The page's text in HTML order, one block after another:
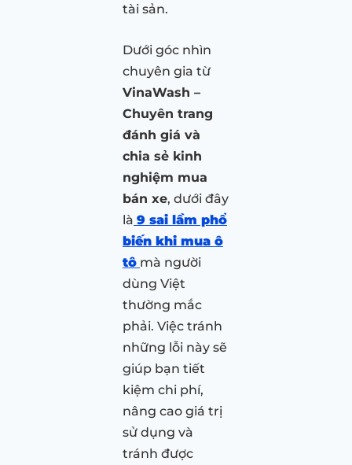
tài sản.
Dưới góc nhìn
chuyên gia từ
VinaWash –
Chuyên trang
đánh giá và
chia sẻ kinh
nghiệm mua
bán xe, dưới đây
là 9 sai lầm phổ
biến khi mua ô
tô mà người
dùng Việt
thường mắc
phải. Việc tránh
những lỗi này sẽ
giúp bạn tiết
kiệm chi phí,
nâng cao giá trị
sử dụng và
tránh được